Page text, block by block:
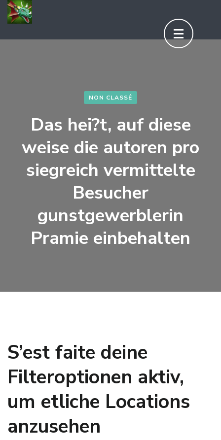
Aller
au
contenu
NON CLASSÉ
Das hei?t, auf diese
weise die autoren pro
siegreich vermittelte
Besucher
gunstgewerblerin
Pramie einbehalten
S’est faite deine
Filteroptionen aktiv,
um etliche Locations
anzusehen